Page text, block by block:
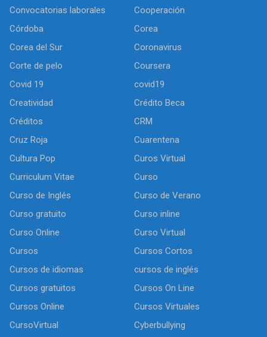
Convocatorias laborales
Cooperación
Córdoba
Corea
Corea del Sur
Coronavirus
Corte de pelo
Coursera
Covid 19
covid19
Creatividad
Crédito Beca
Créditos
CRM
Cruz Roja
Cuarentena
Cultura Pop
Curos Virtual
Curriculum Vitae
Curso
Curso de Inglés
Curso de Verano
Curso gratuito
Curso inline
Curso Online
Curso Virtual
Cursos
Cursos Cortos
Cursos de idiomas
cursos de inglés
Cursos gratuitos
Cursos On Line
Cursos Online
Cursos Virtuales
CursoVirtual
Cyberbullying